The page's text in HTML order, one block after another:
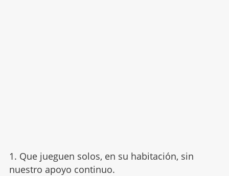
1. Que jueguen solos, en su habitación, sin
nuestro apoyo continuo.